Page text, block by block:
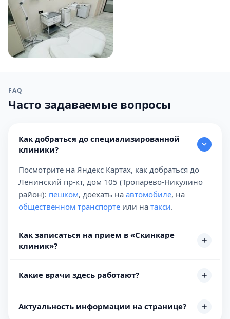
FAQ
Часто задаваемые вопросы
Как добраться до специализированной
клиники?
Посмотрите на Яндекс Картах, как добраться до
Ленинский пр-кт, дом 105 (Тропарево-Никулино
район): пешком, доехать на автомобиле, на
общественном транспорте или на такси.
Как записаться на прием в «Скинкаре
клиник»?
Какие врачи здесь работают?
Актуальность информации на странице?